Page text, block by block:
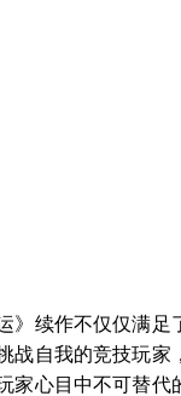
》续作不仅仅满
战自我的竞技玩
家心目中不可替代